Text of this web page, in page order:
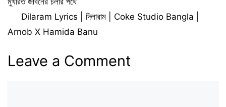
Dilaram Lyrics | দিলারাম | Coke Studio Bangla |
Arnob X Hamida Banu
Leave a Comment